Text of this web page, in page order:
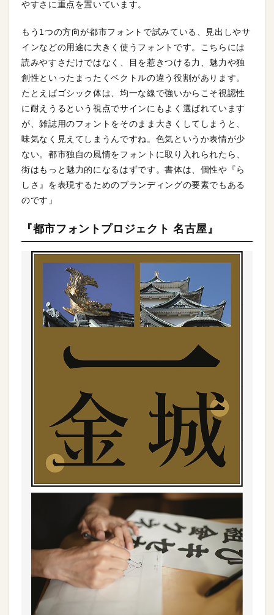
やすさに重点を置いています。
もう1つの方向が都市フォントで試みている、見出しやサ
インなどの用途に大きく使うフォントです。こちらには
読みやすさだけではなく、目を惹きつける力、魅力や独
創性といったまったくベクトルの違う役割があります。
たとえばゴシック体は、均一な線で強いからこそ視認性
に耐えうるという視点でサインにもよく選ばれています
が、雑誌用のフォントをそのまま大きくしてしまうと、
味気なく見えてしまうんですね。色気というか表情が少
ない。都市独自の風情をフォントに取り入れられたら、
街はもっと魅力的になるはずです。書体は、個性や『ら
しさ』を表現するためのブランディングの要素でもある
のです」
『都市フォントプロジェクト 名古屋』